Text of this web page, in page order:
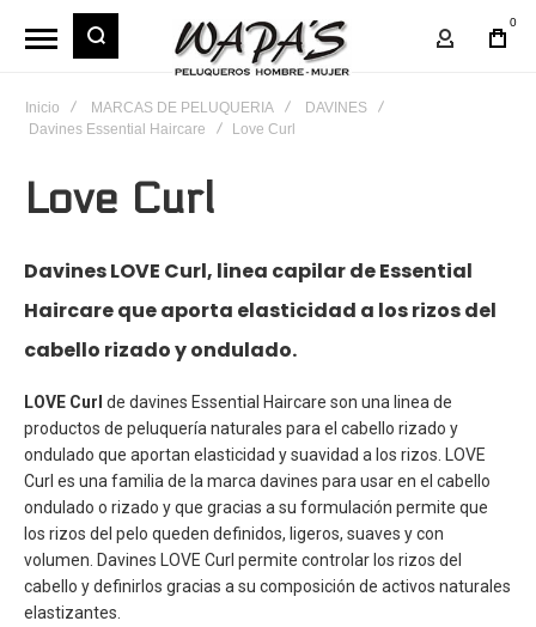
Mi
0
Inicio MARCAS DE PELUQUERIA
DAVINES
Davines Essential Haircare
Love Curl
Love Curl
Davines LOVE Curl, linea capilar de Essential
Haircare que aporta elasticidad a los rizos del
cabello rizado y ondulado.
LOVE Curl de davines Essential Haircare son una linea de
productos de peluquería naturales para el cabello rizado y
ondulado que aportan elasticidad y suavidad a los rizos.
LOVE
Curl es una familia de la marca davines para usar en el cabello
ondulado o rizado y que gracias a su formulación permite que
los rizos del pelo queden definidos, ligeros, suaves y con
volumen. Davines LOVE Curl permite controlar los rizos del
cabello y definirlos gracias a su composición de activos naturales
elastizantes.